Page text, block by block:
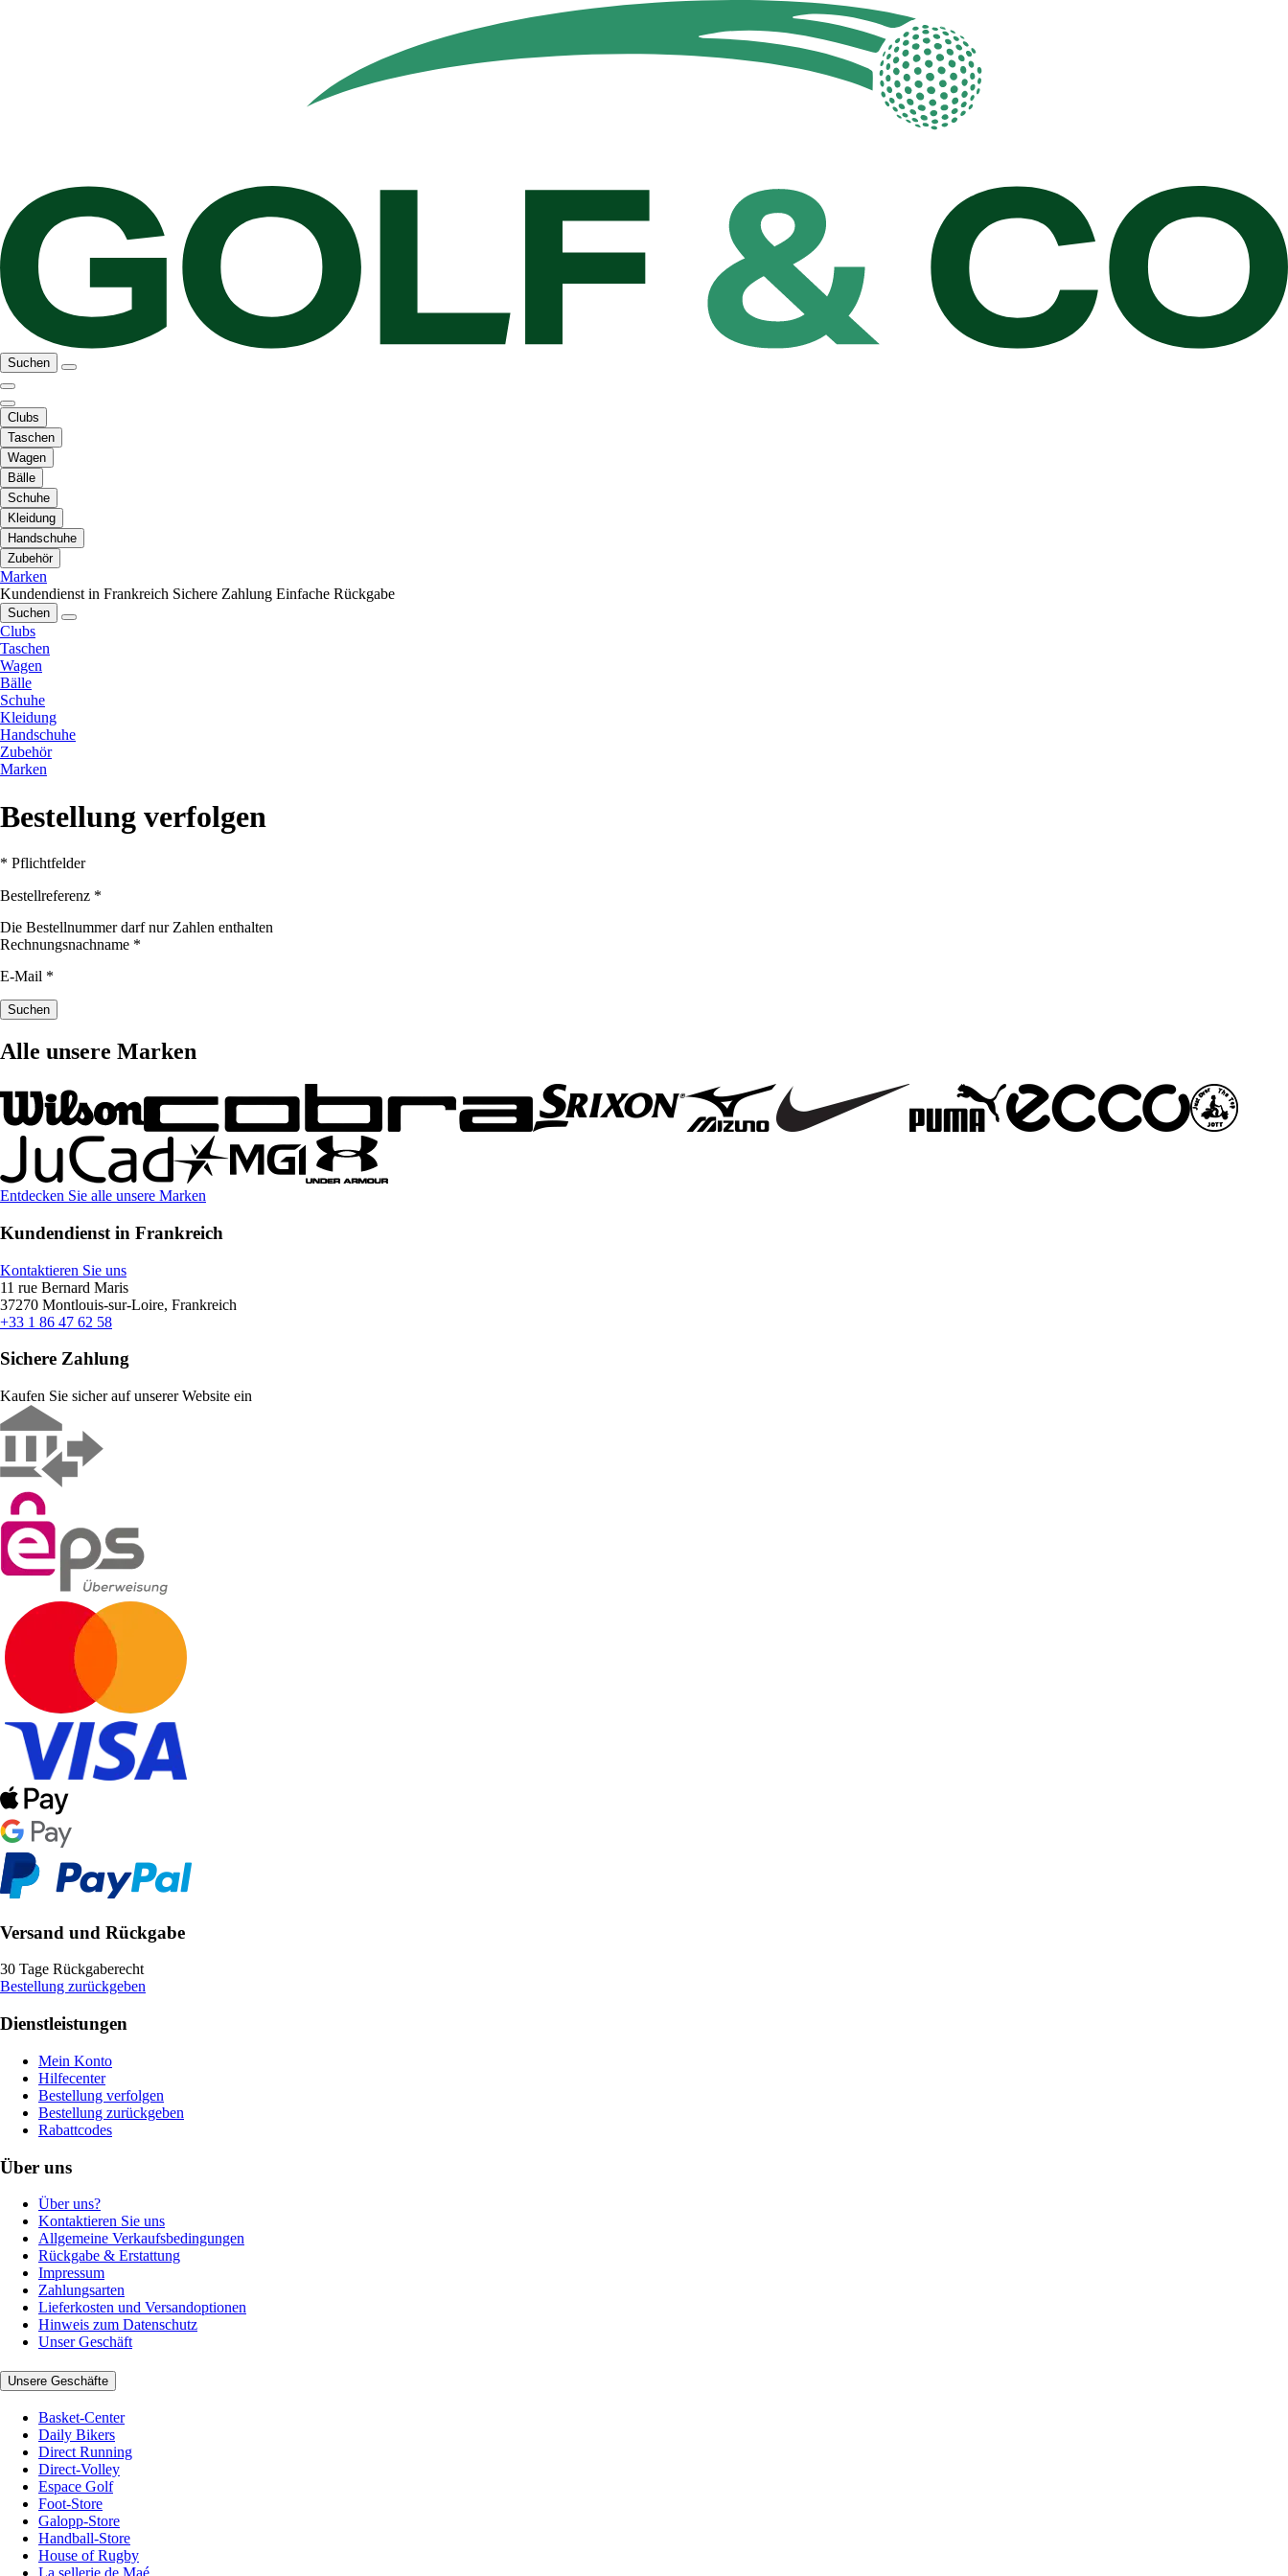
Suchen
Clubs
Taschen
Wagen
Bälle
Schuhe
Kleidung
Handschuhe
Zubehör
Marken
Kundendienst in Frankreich Sichere Zahlung Einfache Rückgabe
Suchen
Clubs
Taschen
Wagen
Bälle
Schuhe
Kleidung
Handschuhe
Zubehör
Marken
Bestellung verfolgen
* Pflichtfelder
Bestellreferenz *
Die Bestellnummer darf nur Zahlen enthalten
Rechnungsnachname *
E-Mail *
Suchen
Alle unsere Marken
Entdecken Sie alle unsere Marken
Kundendienst in Frankreich
Kontaktieren Sie uns
11 rue Bernard Maris
37270 Montlouis-sur-Loire, Frankreich
+33 1 86 47 62 58
Sichere Zahlung
Kaufen Sie sicher auf unserer Website ein
Versand und Rückgabe
30 Tage Rückgaberecht
Bestellung zurückgeben
Dienstleistungen
Mein Konto
Hilfecenter
Bestellung verfolgen
Bestellung zurückgeben
Rabattcodes
Über uns
Über uns?
Kontaktieren Sie uns
Allgemeine Verkaufsbedingungen
Rückgabe & Erstattung
Impressum
Zahlungsarten
Lieferkosten und Versandoptionen
Hinweis zum Datenschutz
Unser Geschäft
Unsere Geschäfte
Basket-Center
Daily Bikers
Direct Running
Direct-Volley
Espace Golf
Foot-Store
Galopp-Store
Handball-Store
House of Rugby
La sellerie de Maé